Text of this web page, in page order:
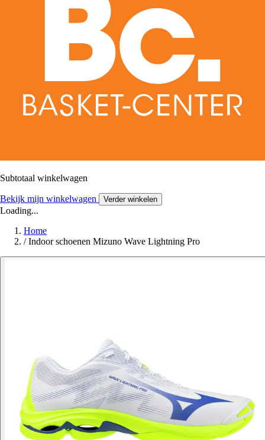
Subtotaal winkelwagen
Bekijk mijn winkelwagen Verder winkelen
Loading...
Home
/ Indoor schoenen Mizuno Wave Lightning Pro